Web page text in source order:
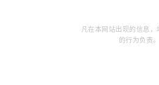
凡在本网站出现的信息
的行为负责